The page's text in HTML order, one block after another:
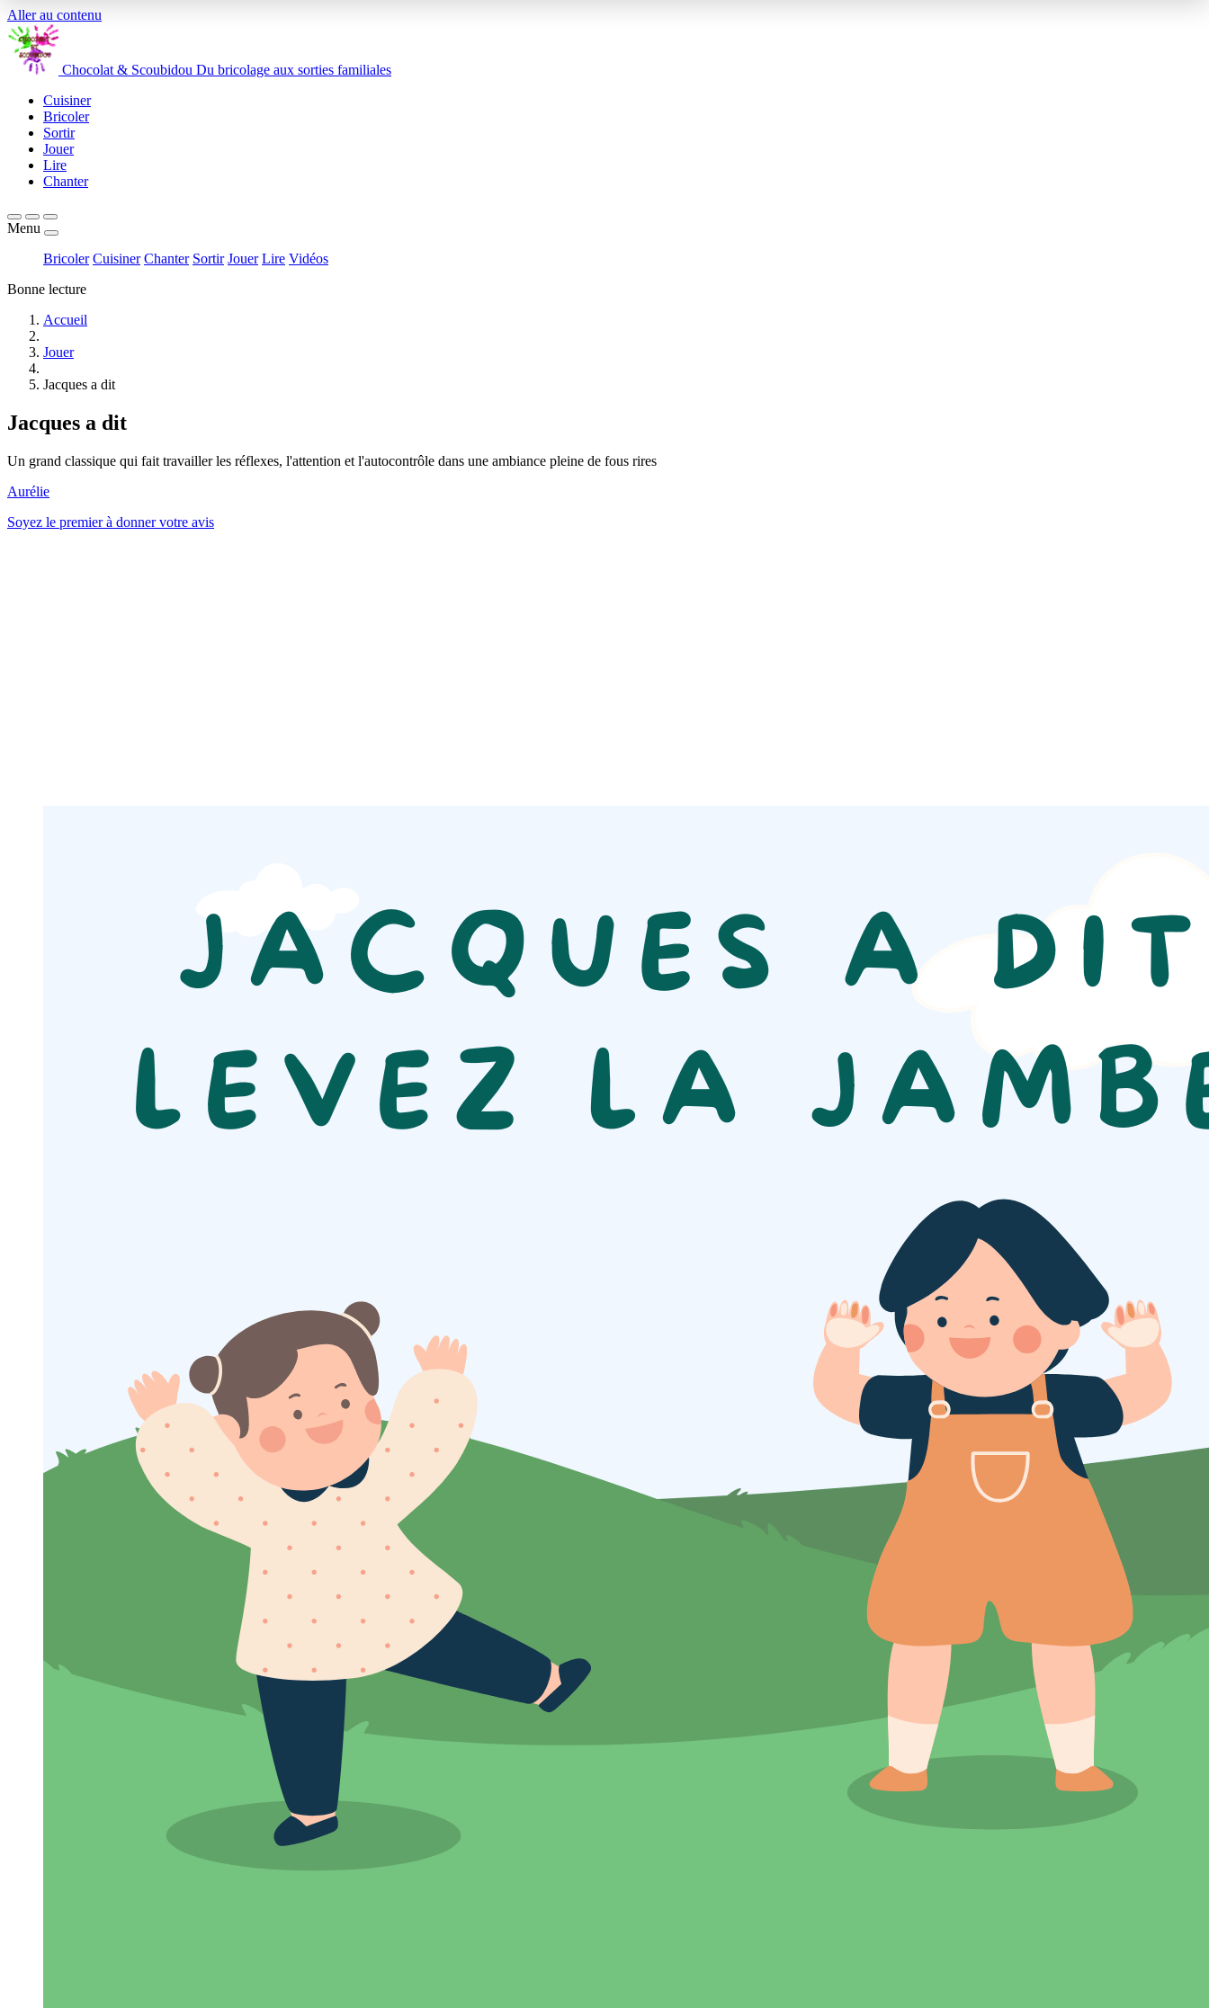
Aller au contenu
Chocolat & Scoubidou Du bricolage aux sorties familiales
Cuisiner
Bricoler
Sortir
Jouer
Lire
Chanter
Menu
Bricoler Cuisiner Chanter Sortir Jouer Lire Vidéos
Bonne lecture
Accueil
Jouer
Jacques a dit
Jacques a dit
Un grand classique qui fait travailler les réflexes, l'attention et l'autocontrôle dans une ambiance pleine de fous rires
Aurélie
Soyez le premier à donner votre avis